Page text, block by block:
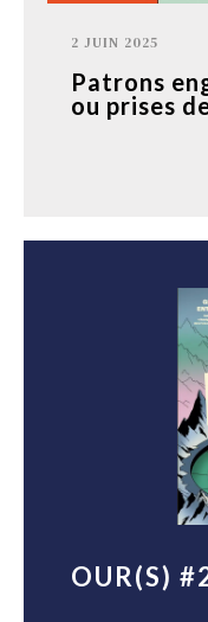
2 JUIN 2025
Patrons
ou prises
OUR(S)